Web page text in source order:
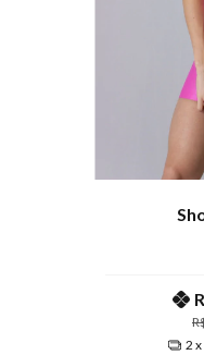
2 x